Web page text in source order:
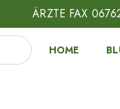
ÄRZTE FAX
HOME